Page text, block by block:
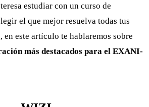
estudiar con un curso de
el que mejor resuelva todas tus
en este artículo te hablaremos sobre
más destacados para el EXANI-